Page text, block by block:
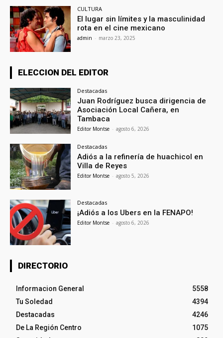
CULTURA
El lugar sin límites y la masculinidad
rota en el cine mexicano
admin - marzo 23, 2025
ELECCION DEL EDITOR
Destacadas
Juan Rodríguez busca dirigencia de
Asociación Local Cañera, en
Tambaca
Editor Montse - agosto 6, 2026
Destacadas
Adiós a la refinería de huachicol en
Villa de Reyes
Editor Montse - agosto 5, 2026
Destacadas
¡Adiós a los Ubers en la FENAPO!
Editor Montse - agosto 6, 2026
DIRECTORIO
Informacion General
5558
Tu Soledad
4394
Destacadas
4246
De La Región Centro
1075